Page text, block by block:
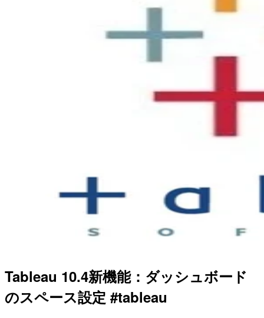
Tableau 10.4新機能：ダッシュボード
のスペース設定 #tableau